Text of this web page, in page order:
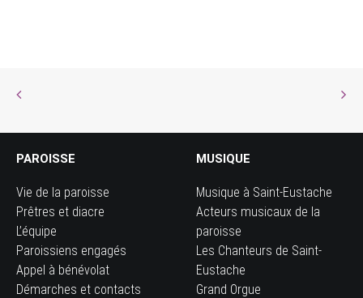
PAROISSE
Vie de la paroisse
Prêtres et diacre
L’équipe
Paroissiens engagés
Appel à bénévolat
Démarches et contacts
MUSIQUE
Musique à Saint-Eustache
Acteurs musicaux de la
paroisse
Les Chanteurs de Saint-
Eustache
Grand Orgue